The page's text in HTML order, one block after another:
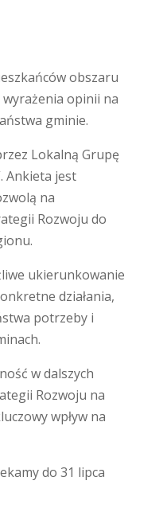
obszaru
wyrażenia opinii na
gminie.
Lokalną Grupę
Ankieta jest
na
Rozwoju do
ukierunkowanie
działania,
potrzeby i
w dalszych
Rozwoju na
wpływ na
do 31 lipca